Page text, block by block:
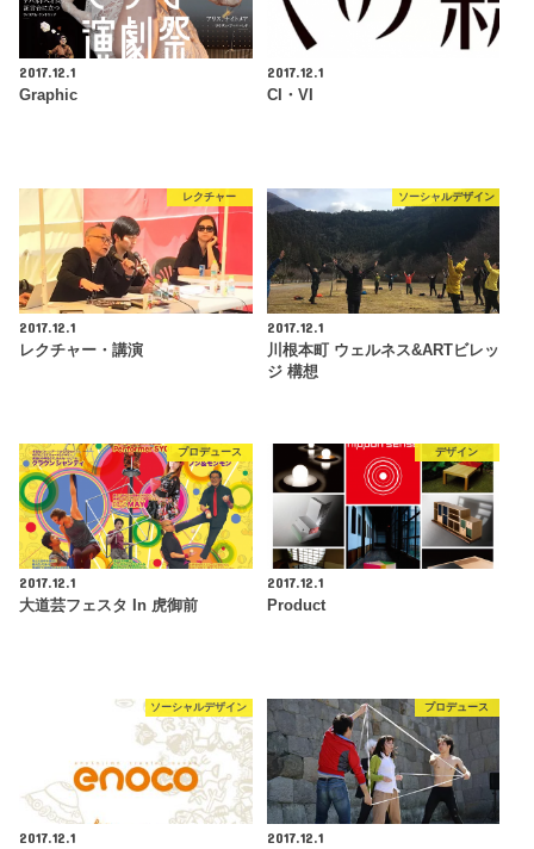
2017.12.1
Graphic
2017.12.1
CI・VI
レクチャー
2017.12.1
レクチャー・講演
ソーシャルデザイン
2017.12.1
川根本町 ウェルネス&ARTビレッ
ジ 構想
プロデュース
2017.12.1
大道芸フェスタ In 虎御前
デザイン
2017.12.1
Product
ソーシャルデザイン
2017.12.1
プロデュース
2017.12.1